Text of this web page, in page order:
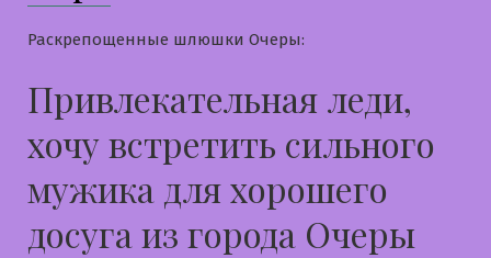
Раскрепощенные шлюшки Очеры:
Привлекательная леди,
хочу встретить сильного
мужика для хорошего
досуга из города Очеры